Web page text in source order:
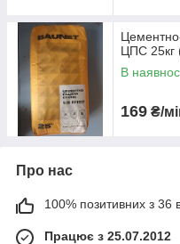
ЦПС 25кг
В
169 ₴/
Про нас
100% позитивних з 36
Працює з 25.07.2012